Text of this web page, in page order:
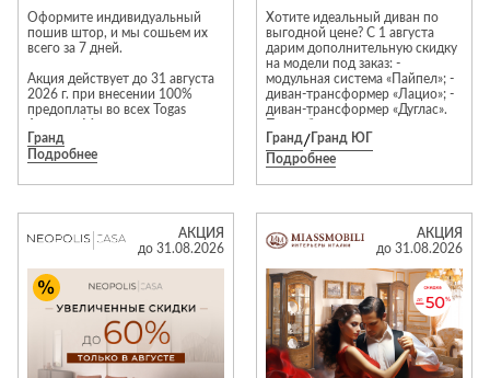
пуфы
Шкафы,
стеллажи,
полки, сундуки
Кровати,
Кровати
Матрасы
Товары для сна
монтажа
Сливы и сифоны
Смесители
Затирки и
гидроизоляция
Камины
Клеи, герметики,
жидкие гвозди,
пены
Лаки и краски
Лепнина
Напольные
покрытия
Обои
Плитка
Спецобувь
Оформите индивидуальный
пошив штор, и мы сошьем их
всего за 7 дней.
Акция действует до 31 августа
2026 г. при внесении 100%
предоплаты во всех Togas
В предложении участвует
и шторных лент.
Предложение
распространяется на прямые
полотна тюлей и штор.
Срок реализации заказа — 7
рабочих дней. В указанный
срок оказываются услуги
только по пошиву изделий.
Предложение суммируется с
привилегиями по программе
Гранд
Подробнее
Хотите идеальный диван по
выгодной цене? С 1 августа
дарим дополнительную скидку
на модели под заказ: -
модульная система «Пайпел»; -
диван-трансформер «Лацио»; -
диван-трансформер «Дуглас».
пожалуйста, уточняйте у
продавцов-консультантов.
Гранд/ Гранд ЮГ
Подробнее
АКЦИЯ
до 31.08.2026
АКЦИЯ
до 31.08.2026